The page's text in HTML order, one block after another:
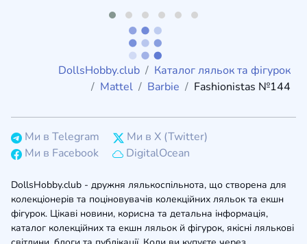
DollsHobby.club
Каталог ляльок та фігурок
Mattel
Barbie Fashionistas №144
Ми в Telegram
Ми в X (Twitter)
Ми в Facebook
DigitalOcean
DollsHobby.club - дружня лялькоспільнота, що створена для
колекціонерів та поціновувачів колекційних ляльок та екшн
фігурок. Цікаві новини, корисна та детальна інформація,
каталог колекційних та екшн ляльок й фігурок, якісні лялькові